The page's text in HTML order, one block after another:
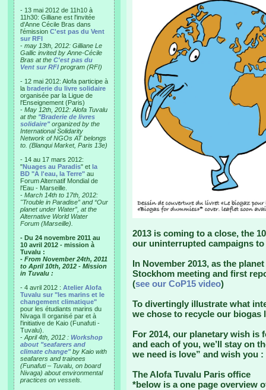
- 13 mai 2012 de 11h10 à
11h30: Gilliane est l'invitée
d'Anne Cécile Bras dans
l'émission C'est pas du Vent
sur RFI
- may 13th, 2012: Gilliane Le
Gallic invited by Anne-Cécile
Bras at the C'est pas du
Vent sur RFI program (RFI)
- 12 mai 2012: Alofa participe à
la braderie du livre solidaire
organisée par la Ligue de
l'Enseignement (Paris)
- May 12th, 2012: Alofa Tuvalu
at the "Braderie de livres
solidaire"organized by the
International Solidarity
Network of NGOs AT belongs
to. (Blanqui Market, Paris 13e)
- 14 au 17 mars 2012:
"Nuages au Paradis" et la
BD "A l'eau, la Terre" au
Forum Alternatif Mondial de
l'Eau - Marseille.
- March 14th to 17th, 2012:
"Trouble in Paradise” and “Our
planet under Water”, at the
Alternative World Water
Forum (Marseille).
- Du 24 novembre 2011 au
10 avril 2012 - mission à
Tuvalu :
- From November 24th, 2011
to April 10th, 2012 - Mission
in Tuvalu :
- 4 avril 2012 : Atelier Alofa
Tuvalu sur "les marins et le
changement climatique"
pour les étudiants marins du
Nivaga II organisé par et à
l'initiative de Kaio (Funafuti -
Tuvalu).
- April 4th, 2012 : Workshop
about "seafarers and
climate change"by Kaio with
seafarers and trainees
(Funafuti – Tuvalu, on board
Nivaga) about environmental
practices on vessels.
2013 is coming to a close, the
our uninterrupted campaigns
In November 2013, as the
Stockhom meeting and first
(see our CoP15 video)
To divertingly illustrate what
we chose to recycle our
For 2014, our planetary wish
and each of you, we’ll stay on
we need is love” and wish you
The Alofa Tuvalu Paris office
*below is a one page overview